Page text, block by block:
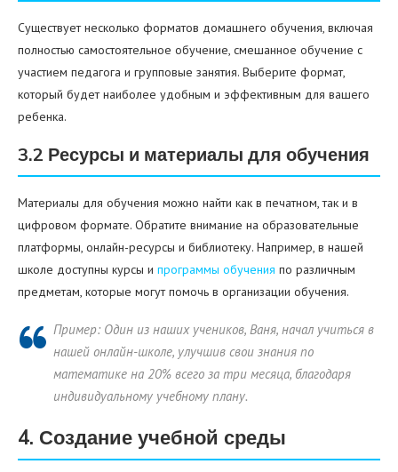
Существует несколько форматов домашнего обучения, включая
полностью самостоятельное обучение, смешанное обучение с
участием педагога и групповые занятия. Выберите формат,
который будет наиболее удобным и эффективным для вашего
ребенка.
3.2 Ресурсы и материалы для обучения
Материалы для обучения можно найти как в печатном, так и в
цифровом формате. Обратите внимание на образовательные
платформы, онлайн-ресурсы и библиотеку. Например, в нашей
школе доступны курсы и программы обучения по различным
предметам, которые могут помочь в организации обучения.
Пример: Один из наших учеников, Ваня, начал учиться в
нашей онлайн-школе, улучшив свои знания по
математике на 20% всего за три месяца, благодаря
индивидуальному учебному плану.
4. Создание учебной среды